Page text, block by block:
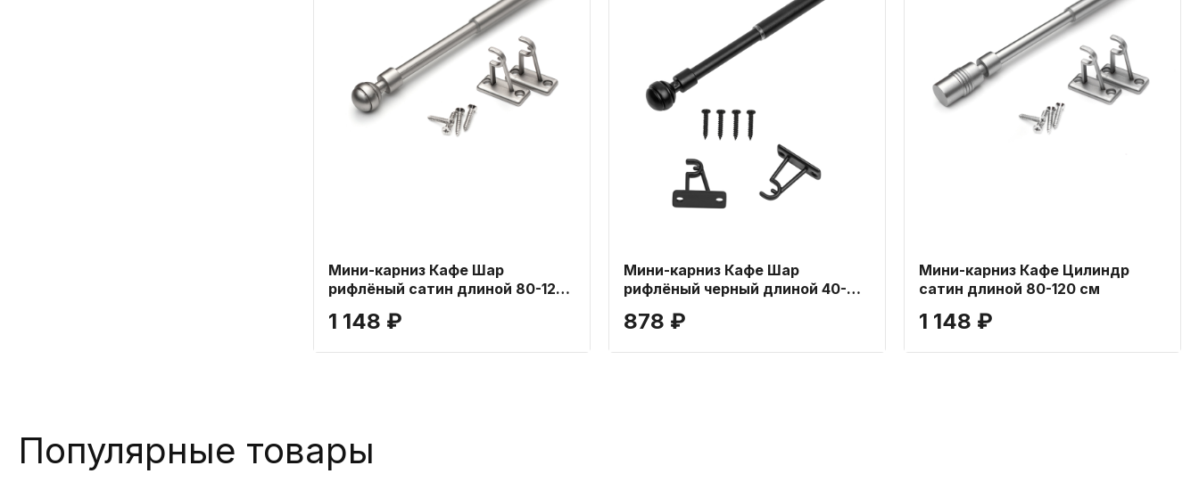
Мини-карниз Кафе Шар
рифлёный сатин длиной 80-120
1 148 ₽
Мини-карниз Кафе Шар
рифлёный черный длиной 40-60
878 ₽
Мини-карниз Кафе Цилиндр
сатин длиной 80-120 см
1 148 ₽
Популярные товары